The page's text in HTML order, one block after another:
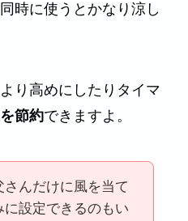
時に使うとかなり涼し
り高めにしたりタイマ
節約できますよ。
んだけに風を当て
設定できるのもい